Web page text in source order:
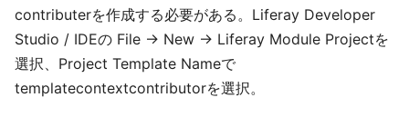
contributerを作成する必要がある。Liferay Developer
Studio / IDEの File -> New -> Liferay Module Projectを
選択、Project Template Nameで
templatecontextcontributorを選択。